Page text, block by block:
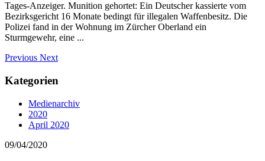
Tages-Anzeiger. Munition gehortet: Ein Deutscher kassierte vom
Bezirksgericht 16 Monate bedingt für illegalen Waffenbesitz. Die
Polizei fand in der Wohnung im Zürcher Oberland ein
Sturmgewehr, eine ...
Previous Next
Kategorien
Medienarchiv
2020
April 2020
09/04/2020